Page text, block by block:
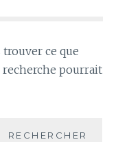
ce que
recherche pourrait